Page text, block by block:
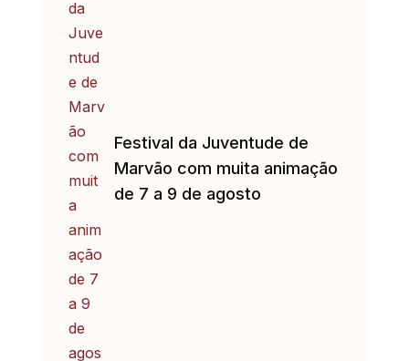
Festival da Juventude de
Marvão com muita animação
de 7 a 9 de agosto